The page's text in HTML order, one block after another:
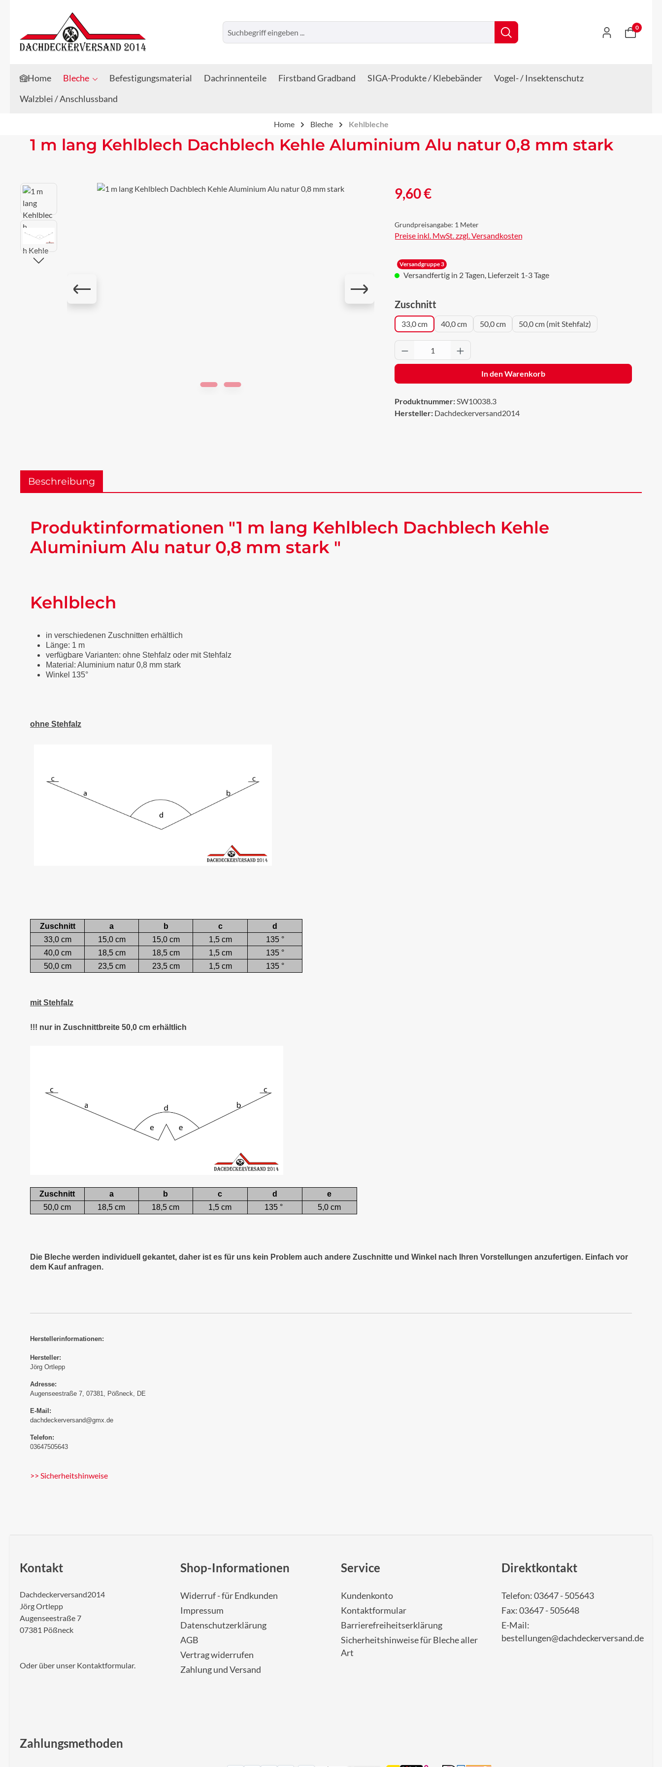
Zum Hauptinhalt springen
Zur Suche springen
0
Home Bleche Befestigungsmaterial Dachrinnenteile Firstband Gradband SIGA-Produkte / Klebebänder
Vogel- / Insektenschutz
Walzblei / Anschlussband
Home Bleche Kehlbleche
1 m lang Kehlblech Dachblech Kehle Aluminium Alu natur 0,8 mm stark
Bildergalerie überspringen Regulärer Preis:
9,60 €
Grundpreisangabe: 1 Meter
Preise inkl. MwSt. zzgl. Versandkosten
Versandgruppe 3
Versandfertig in 2 Tagen, Lieferzeit 1-3 Tage
Zuschnittauswählen
33,0 cm 40,0 cm 50,0 cm 50,0 cm (mit Stehfalz)
Produkt Anzahl: Gib den gewünschten Wert ein
In den Warenkorb
Produktnummer:SW10038.3
Hersteller: Dachdeckerversand2014
Beschreibung
Produktinformationen "1 m lang Kehlblech Dachblech Kehle
Aluminium Alu natur 0,8 mm stark "
Kehlblech
in verschiedenen Zuschnitten erhältlich
Länge: 1 m
verfügbare Varianten: ohne Stehfalz oder mit Stehfalz
Material: Aluminium natur 0,8 mm stark
Winkel 135°
ohne Stehfalz
Zuschnitt a b c
d
33,0 cm
15,0 cm 15,0 cm 1,5 cm
135 °
40,0 cm
18,5 cm 18,5 cm 1,5 cm
135 °
50,0 cm
23,5 cm 23,5 cm 1,5 cm 135 °
mit Stehfalz
!!! nur in Zuschnittbreite 50,0 cm erhältlich
Zuschnitt a b c d
e
50,0 cm
18,5 cm 18,5 cm 1,5 cm 135 ° 5,0 cm
Die Bleche werden individuell gekantet, daher ist es für uns kein Problem auch andere Zuschnitte und Winkel nach Ihren Vorstellungen anzufertigen. Einfach vor
dem Kauf anfragen.
Herstellerinformationen:
Hersteller:
Jörg Ortlepp
Adresse:
Augenseestraße 7, 07381, Pößneck, DE
E-Mail:
dachdeckerversand@gmx.de
Telefon:
03647505643
>> Sicherheitshinweise
Kontakt
Dachdeckerversand2014
Jörg Ortlepp
Augenseestraße 7
07381 Pößneck
Oder über unser Kontaktformular.
Shop-Informationen
Widerruf - für Endkunden
Impressum
Datenschutzerklärung
AGB
Vertrag widerrufen
Zahlung und Versand
Service
Kundenkonto
Kontaktformular
Barrierefreiheitserklärung
Sicherheitshinweise für Bleche aller
Art
Direktkontakt
Telefon: 03647 - 505643
Fax: 03647 - 505648
E-Mail:
bestellungen@dachdeckerversand.de
Zahlungsmethoden